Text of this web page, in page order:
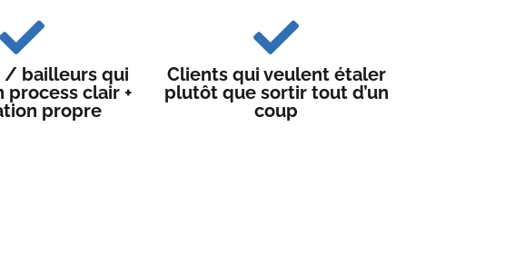
/ bailleurs qui
process clair +
propre
Clients qui veulent étaler
plutôt que sortir tout d’un
coup